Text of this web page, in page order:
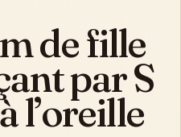
de fille
par S
l’oreille